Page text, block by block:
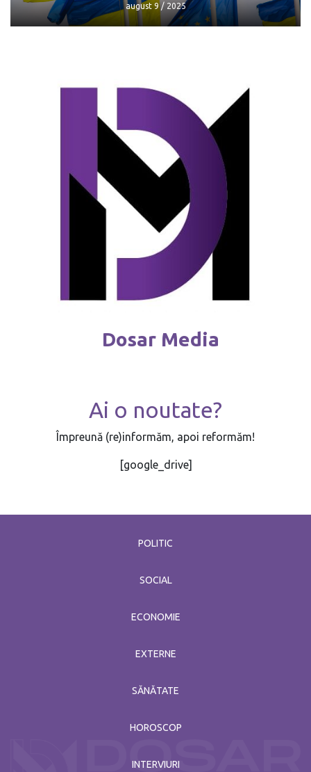
august 9 / 2025
Mai puțini bani pentru Ucraina din
partea UE: „Nu toate cond
Dosar Media
Ai o noutate?
Împreună (re)informăm, apoi reformăm!
[google_drive]
POLITIC
SOCIAL
ECONOMIE
EXTERNE
SĂNĂTATE
HOROSCOP
INTERVIURI